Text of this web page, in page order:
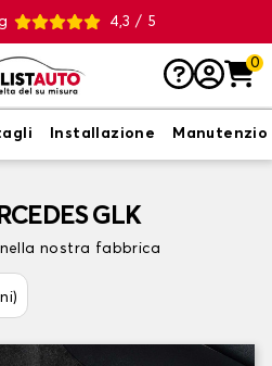
4,3 / 5
0
Installazione
GLK
nostra fabbrica